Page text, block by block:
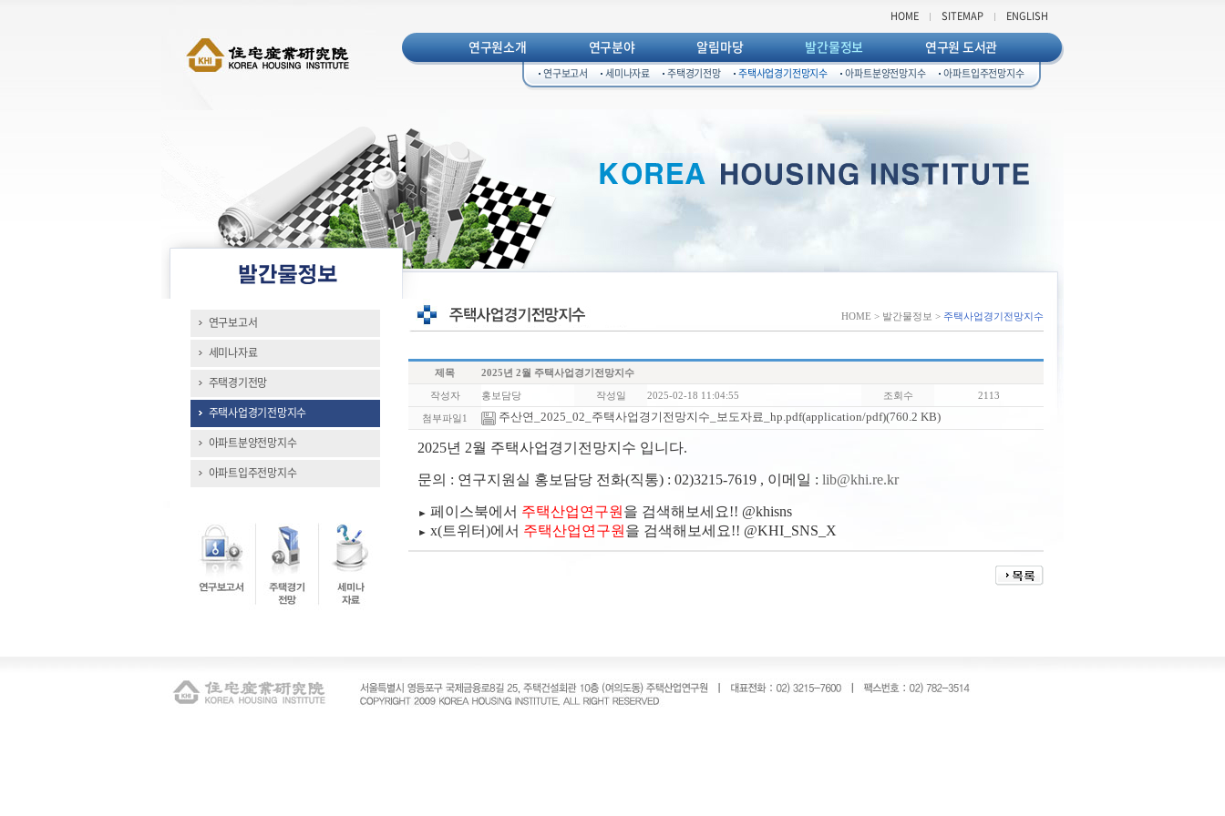
HOME SITEMAP ENGLISH
연구원소개 연구분야 알림마당 발간물정보
연구보고서 세미나자료 주택경기전망 주택사업경기전망지수 아파트분양전망지수 아파트입주전망지수
연구원 도서관
연구보고서
세미나자료
주택경기전망
주택사업경기전망지수
아파트분양전망지수
아파트입주전망지수
HOME > 발간물정보 > 주택사업경기전망지수
제목 2025년 2월 주택사업경기전망지수
작성자 홍보담당 작성일 2025-02-18 11:04:55 조회수 2113
첨부파일1 주산연_2025_02_주택사업경기전망지수_보도자료_hp.pdf(application/pdf)(760.2 KB)
2025년 2월 주택사업경기전망지수 입니다.
문의 : 연구지원실 홍보담당 전화(직통) : 02)3215-7619 , 이메일 : lib@khi.re.kr
► 페이스북에서 주택산업연구원 을 검색해보세요!! @khisns
► x(트위터)에서 주택산업연구원 을 검색해보세요!! @KHI_SNS_X